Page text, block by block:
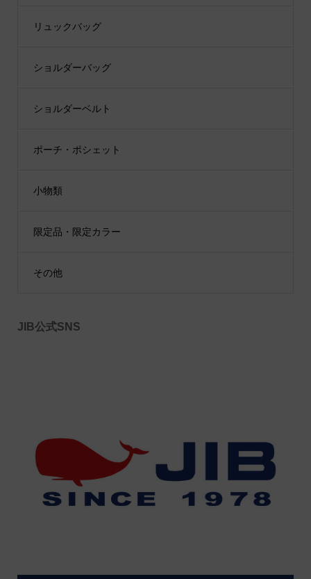
リュックバッグ
ショルダーバッグ
ショルダーベルト
ポーチ・ポシェット
小物類
限定品・限定カラー
その他
JIB公式SNS